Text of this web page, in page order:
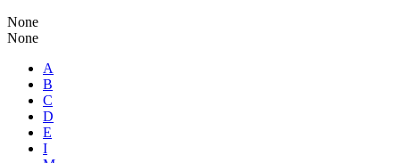
None
None
A
B
C
D
E
I